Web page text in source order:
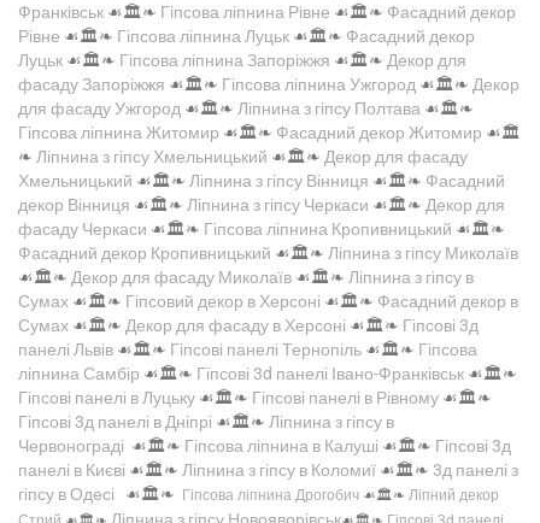
Франківськ ☙🏛️❧ Гіпсова ліпнина Рівне ☙🏛️❧ Фасадний декор
Рівне ☙🏛️❧ Гіпсова ліпнина Луцьк ☙🏛️❧ Фасадний декор
Луцьк ☙🏛️❧ Гіпсова ліпнина Запоріжжя ☙🏛️❧ Декор для
фасаду Запоріжжя ☙🏛️❧ Гіпсова ліпнина Ужгород ☙🏛️❧ Декор
для фасаду Ужгород ☙🏛️❧ Ліпнина з гіпсу Полтава ☙🏛️❧
Гіпсова ліпнина Житомир ☙🏛️❧ Фасадний декор Житомир ☙🏛️
❧ Ліпнина з гіпсу Хмельницький ☙🏛️❧ Декор для фасаду
Хмельницький ☙🏛️❧ Ліпнина з гіпсу Вінниця ☙🏛️❧ Фасадний
декор Вінниця ☙🏛️❧ Ліпнина з гіпсу Черкаси ☙🏛️❧ Декор для
фасаду Черкаси ☙🏛️❧ Гіпсова ліпнина Кропивницький ☙🏛️❧
Фасадний декор Кропивницький ☙🏛️❧ Ліпнина з гіпсу Миколаїв
☙🏛️❧ Декор для фасаду Миколаїв ☙🏛️❧ Ліпнина з гіпсу в
Сумах ☙🏛️❧ Гіпсовий декор в Херсоні ☙🏛️❧ Фасадний декор в
Сумах ☙🏛️❧ Декор для фасаду в Херсоні ☙🏛️❧ Гіпсові 3д
панелі Львів ☙🏛️❧ Гіпсові панелі Тернопіль ☙🏛️❧ Гіпсова
ліпнина Самбір ☙🏛️❧ Гіпсові 3d панелі Івано-Франківськ ☙🏛️❧
Гіпсові панелі в Луцьку ☙🏛️❧ Гіпсові панелі в Рівному ☙🏛️❧
Гіпсові 3д панелі в Дніпрі ☙🏛️❧ Ліпнина з гіпсу в
Червонограді ☙🏛️❧ Гіпсова ліпнина в Калуші ☙🏛️❧ Гіпсові 3д
панелі в Києві ☙🏛️❧ Ліпнина з гіпсу в Коломиї ☙🏛️❧ 3д панелі з
гіпсу в Одесі ☙🏛️❧ Гіпсова ліпнина Дрогобич ☙🏛️❧ Ліпний декор
Ліпнина з гіпсу Новояворівськ